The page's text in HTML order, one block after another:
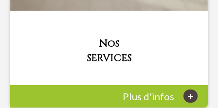
Nos
SERVICES
Plus d'infos +